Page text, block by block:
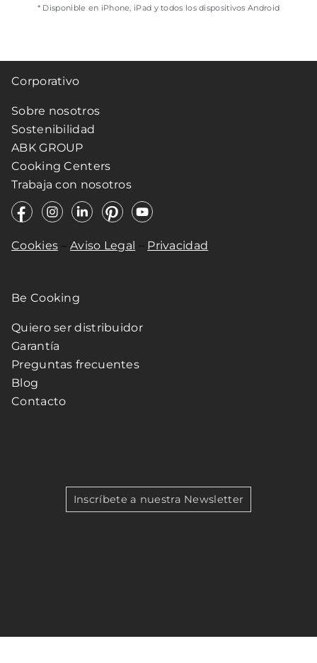
* Disponible en iPhone, iPad y todos los dispositivos Android
Corporativo
Sobre nosotros
Sostenibilidad
ABK GROUP
Cooking Centers
Trabaja con nosotros
Cookies –Aviso Legal – Privacidad
Be Cooking
Quiero ser distribuidor
Garantía
Preguntas frecuentes
Blog
Contacto
Inscríbete a nuestra Newsletter